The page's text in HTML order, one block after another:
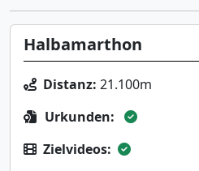
Halbamarthon
Distanz: 21.100m
Urkunden:
Zielvideos: